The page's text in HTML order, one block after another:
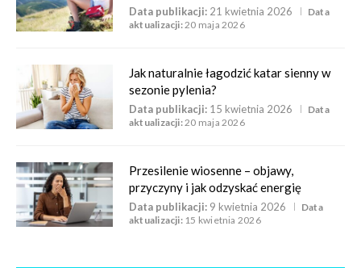
Data publikacji: 21 kwietnia 2026
Data
aktualizacji: 20 maja 2026
Jak naturalnie łagodzić katar sienny w
sezonie pylenia?
Data publikacji: 15 kwietnia 2026
Data
aktualizacji: 20 maja 2026
Przesilenie wiosenne – objawy,
przyczyny i jak odzyskać energię
Data publikacji: 9 kwietnia 2026
Data
aktualizacji: 15 kwietnia 2026